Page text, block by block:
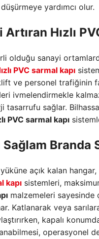
yardımcı olur.
Artıran Hızlı
olduğu sanayi
PVC sarmal kapı
ve personel trafiğinin
ivmelendirmekle
sağlar.
PVC sarmal kapı
Sağlam Branda
yüküne açık kalan
kapı sistemleri,
malzemeleri sayesinde
Katlanarak veya
kapalı
operasyonel